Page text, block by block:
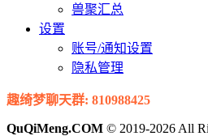
兽聚汇总
设置
账号/通知设置
隐私管理
趣绮梦聊天群: 810988425
QuQiMeng.COM © 2019-2026 All